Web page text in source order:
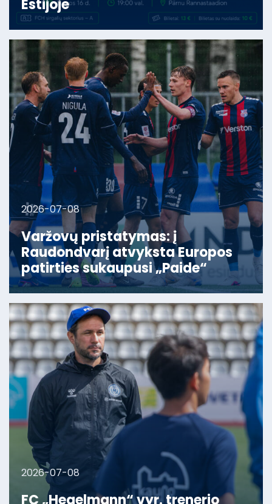
Estijoje
2026-07-08
Varžovų pristatymas: į
Raudondvarį atvyksta Europos
patirties sukaupusi „Paide“
2026-07-08
FC „Hegelmann“ vyr. trenerio